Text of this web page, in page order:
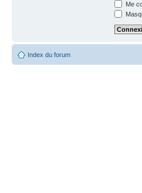
Me
Index du forum